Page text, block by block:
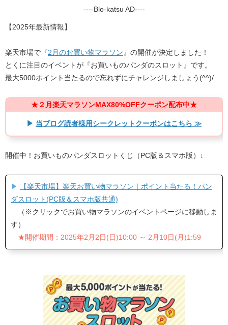
----Blo-katsu AD----
【2025年最新情報】
楽天市場で『2月のお買い物マラソン 』の開催が決定しました！
とくに注目のイベントが『お買いものパンダのスロット』です。
最大5000ポイント当たるので忘れずにチャレンジしましょう(^^)/
★２月楽天マラソンMAX80%OFFクーポン配布中★
▶ 当ブログ読者様用シークレットクーポンはこちら ≫
開催中！お買いものパンダスロットくじ（PC版＆スマホ版）↓
▶
【楽天市場】楽天お買い物マラソン｜ポイント当たる！パン
ダスロット(PC版＆スマホ版共通)
（※クリックでお買い物マラソンのイベントページに移動しま
す）
★開催期間：2025年2月2日(日)10:00 ～ 2月10日(月)1:59